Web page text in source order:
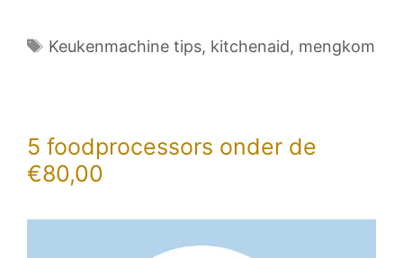
Tags
Keukenmachine tips, kitchenaid, mengkom
5 foodprocessors onder de
€80,00